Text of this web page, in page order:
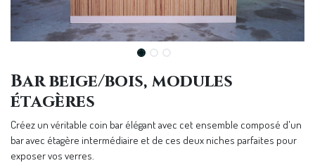
Bar beige/bois, modules
étagères
Créez un véritable coin bar élégant avec cet ensemble composé d'un
bar avec étagère intermédiaire et de ces deux niches parfaites pour
exposer vos verres.